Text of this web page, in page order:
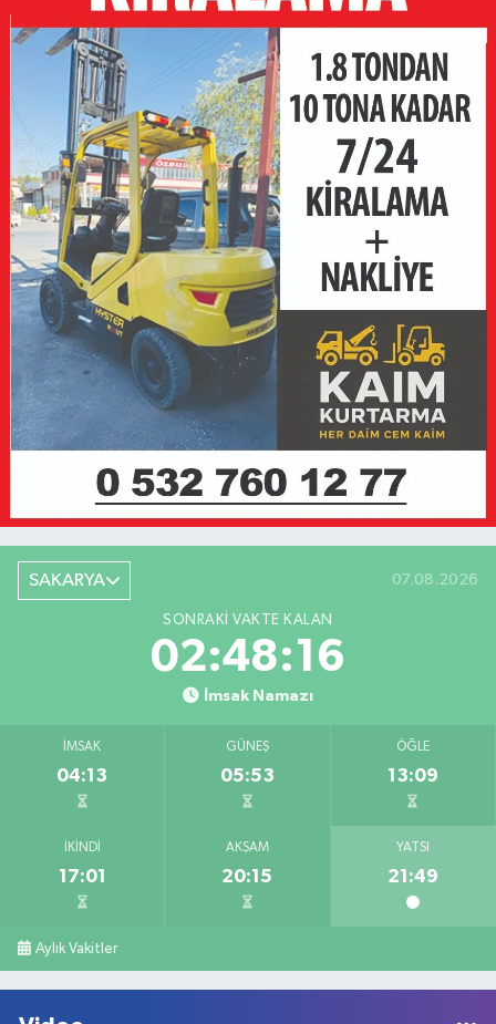
SAKARYA 07.08.2026
SONRAKI VAKTE KALAN
02:48:16
İmsak Namazı
İMSAK
04:13
GÜNEŞ
05:53
ÖĞLE
13:09
İKINDI
17:01
AKŞAM
20:15
YATSI
21:49
Aylık Vakitler